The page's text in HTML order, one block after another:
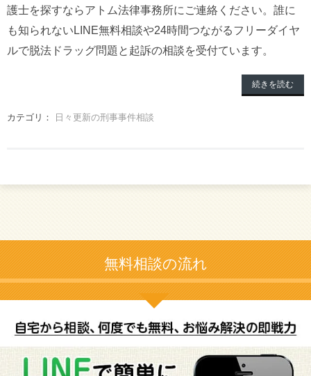
護士を探すならアトム法律事務所にご連絡ください。誰に
も知られないLINE無料相談や24時間つながるフリーダイヤ
ルで脱法ドラッグ問題と起訴の相談を受付ています。
続きを読む
カテゴリ： 日々更新の刑事事件相談
無料相談の流れ